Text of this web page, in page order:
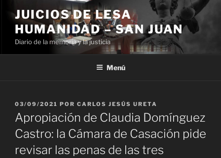
contenido
JUICIOS DE LESA
HUMANIDAD – SAN JUAN
Diario de la memoria y la justicia
Menú
PUBLICADO
EL
03/09/2021 POR CARLOS JESÚS URETA
Apropiación de Claudia Domínguez
Castro: la Cámara de Casación pide
revisar las penas de las tres